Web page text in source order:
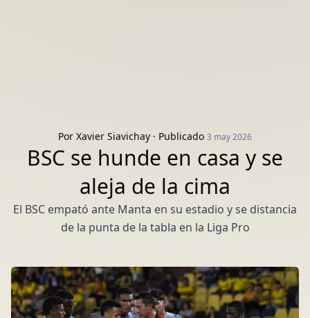
Por Xavier Siavichay · Publicado 3 may 2026
BSC se hunde en casa y se
aleja de la cima
El BSC empató ante Manta en su estadio y se distancia
de la punta de la tabla en la Liga Pro